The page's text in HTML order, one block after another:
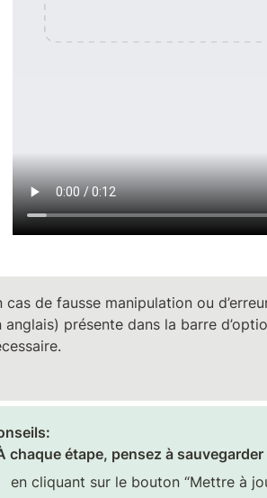
cas de fausse manipulation ou
anglais) présente dans la barre
chaque étape, pensez à
en cliquant sur le bouton “Mettre à